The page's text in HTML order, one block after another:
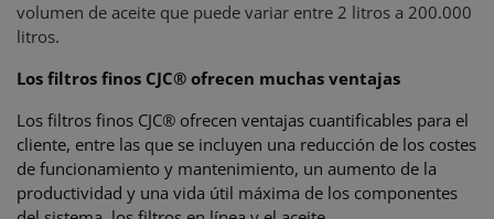
volumen de aceite que puede variar entre 2 litros a 200.000
litros.
Los filtros finos CJC® ofrecen muchas ventajas
Los filtros finos CJC® ofrecen ventajas cuantificables para el
cliente, entre las que se incluyen una reducción de los costes
de funcionamiento y mantenimiento, un aumento de la
productividad y una vida útil máxima de los componentes